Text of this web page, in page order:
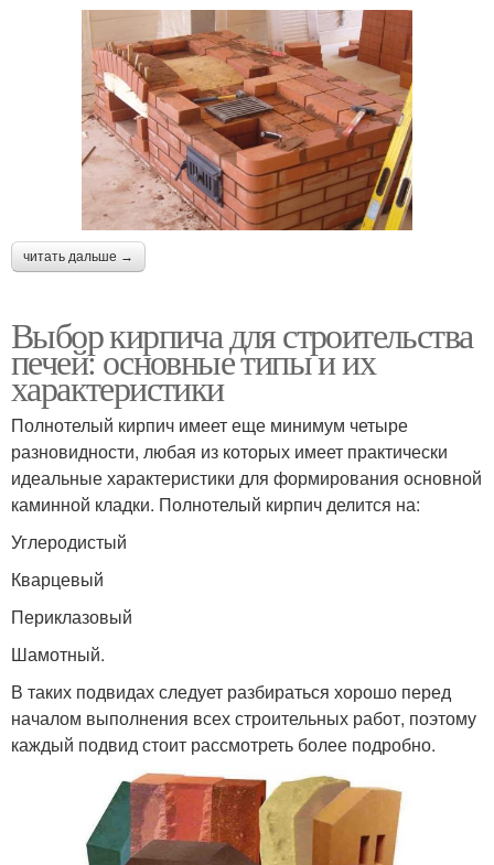
читать дальше →
Выбор кирпича для строительства
печей: основные типы и их
характеристики
Полнотелый кирпич имеет еще минимум четыре
разновидности, любая из которых имеет практически
идеальные характеристики для формирования основной
каминной кладки. Полнотелый кирпич делится на:
Углеродистый
Кварцевый
Периклазовый
Шамотный.
В таких подвидах следует разбираться хорошо перед
началом выполнения всех строительных работ, поэтому
каждый подвид стоит рассмотреть более подробно.